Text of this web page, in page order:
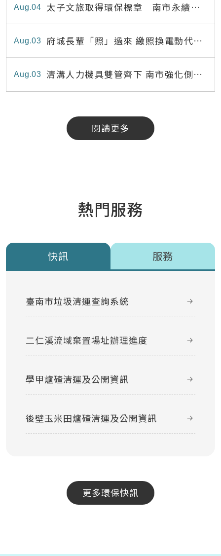
04
Aug
太子文旅取得環保標章 南市永續旅
宿達22家
03
Aug
府城長輩「照」過來 繳照換電動代步
最高補助8,000元
03
Aug
清溝人力機具雙管齊下 南市強化側溝
清疏效能
閱讀更多
熱門服務
快訊 服務
臺南市垃圾清運查詢系統
二仁溪流域棄置場址辦理進度
學甲爐碴清運及公開資訊
後壁玉米田爐碴清運及公開資訊
更多環保快訊